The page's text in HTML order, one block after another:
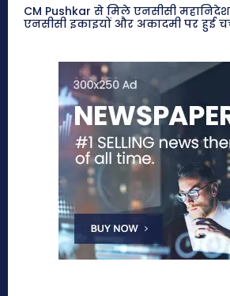
CM Pushkar से मिले एनसीसी
एनसीसी इकाइयों और अकादमी पर हुई